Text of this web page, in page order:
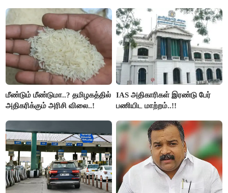
மீண்டும் மீண்டுமா..? தமிழகத்தில்
அதிகரிக்கும் அரிசி விலை..!
IAS அதிகாரிகள் இரண்டு பேர்
பணியிட மாற்றம்..!!